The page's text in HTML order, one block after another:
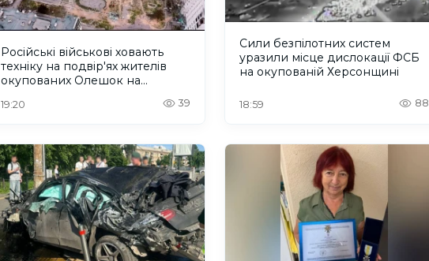
Російські військові ховають
техніку на подвір'ях жителів
окупованих Олешок на
19:20 39
Сили безпілотних систем
уразили місце дислокації ФСБ
на окупованій Херсонщині
18:59 88